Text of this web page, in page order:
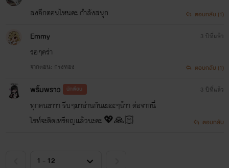
ลงอีกตอนไหนคะ กำลังสนุก
ตอบกลับ (1)
Emmy
รอๆคร่า
จากตอน: กรงทอง
3 ปีที่แล้ว
ตอบกลับ (1)
พริ้มพราว นักเขียน
ทุกคนขาาา รีบๆมาอ่านกันเยอะๆน้าา ต่อจากนี่
ไรท์จะติดเหรียญแล้วนะคะ 💖🙏🏻
3 ปีที่แล้ว
ตอบกลับ